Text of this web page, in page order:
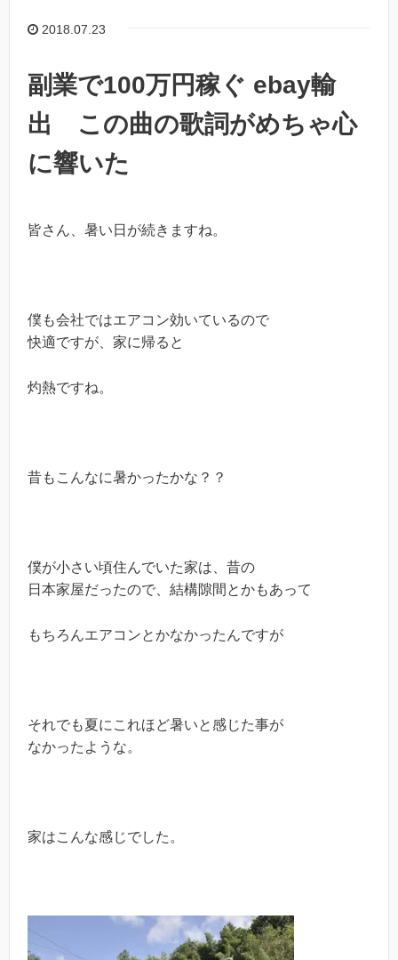
2018.07.23
副業で100万円稼ぐ ebay輸
出 この曲の歌詞がめちゃ心
に響いた
皆さん、暑い日が続きますね。
僕も会社ではエアコン効いているので
快適ですが、家に帰ると
灼熱ですね。
昔もこんなに暑かったかな？？
僕が小さい頃住んでいた家は、昔の
日本家屋だったので、結構隙間とかもあって
もちろんエアコンとかなかったんですが
それでも夏にこれほど暑いと感じた事が
なかったような。
家はこんな感じでした。